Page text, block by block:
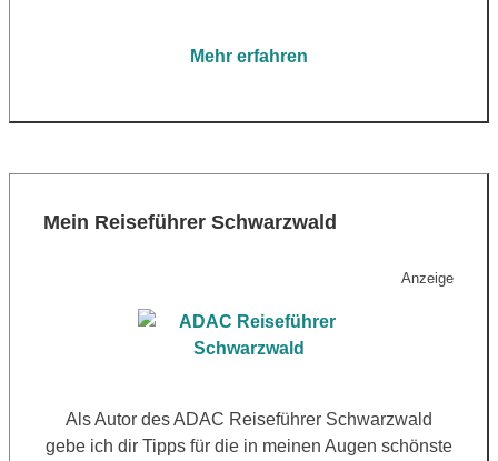
Mehr erfahren
Mein Reiseführer Schwarzwald
Anzeige
Als Autor des ADAC Reiseführer Schwarzwald
gebe ich dir Tipps für die in meinen Augen schönste